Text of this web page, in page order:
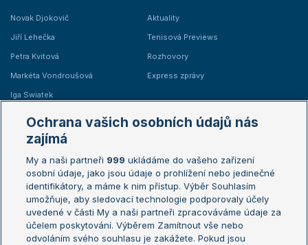
Novak Djokovič
Jiří Lehečka
Petra Kvitová
Markéta Vondroušová
Iga Swiatek
Aktuality
Tenisová Previews
Rozhovory
Express zprávy
Žebříčky
Žebříček ATP (muži)
Žebříček WTA (ženy)
Sázkařský žebříček
Australian Open
French Open
Wimbledon
US Open
Turnaj mistrů
Ochrana vašich osobních údajů nás
zajímá
My a naši partneři 999 ukládáme do vašeho zařízení
osobní údaje, jako jsou údaje o prohlížení nebo jedinečné
identifikátory, a máme k nim přístup. Výběr Souhlasím
umožňuje, aby sledovací technologie podporovaly účely
uvedené v části My a naši partneři zpracováváme údaje za
účelem poskytování. Výběrem Zamítnout vše nebo
odvoláním svého souhlasu je zakážete. Pokud jsou